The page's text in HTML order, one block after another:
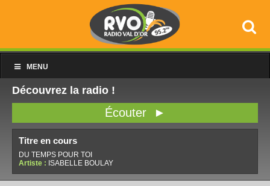
MENU
Découvrez la radio !
Écouter ►
Titre en cours
DU TEMPS POUR TOI
Artiste : ISABELLE BOULAY